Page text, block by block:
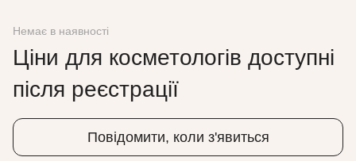
Немає в наявності
Ціни для косметологів доступні
після реєстрації
Повідомити, коли з'явиться